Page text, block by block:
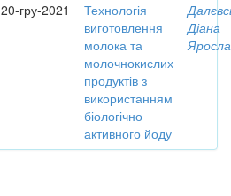
20-гру-2021
Технологія
виготовлення
молока та
молочнокислих
продуктів з
використанням
біологічно
активного йоду
Діана